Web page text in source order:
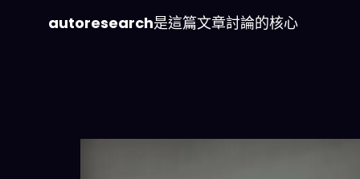
autoresearch是這篇文章討論的核心